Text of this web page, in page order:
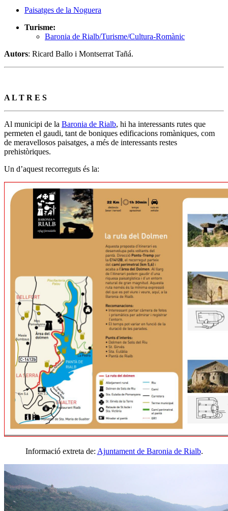
Paisatges de la Noguera
Turisme:
Baronia de Rialb/Turisme/Cultura-Romànic
Autors: Ricard Ballo i Montserrat Tañá.
A L T R E S
Al municipi de la Baronia de Rialb, hi ha interessants rutes que
permeten el gaudi, tant de boniques edificacions romàniques, com
de meravellosos paisatges, a més de interessants restes
prehistòriques.
Un d’aquest recorreguts és la:
Informació extreta de: Ajuntament de Baronia de Rialb.